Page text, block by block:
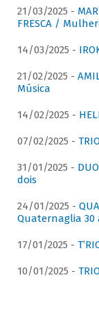
21/03/2025 -
FRESCA /
14/03/2025 -
21/02/2025 -
Música
14/02/2025 -
07/02/2025 -
31/01/2025 -
dois
24/01/2025 -
Quaternaglia 30
17/01/2025 -
10/01/2025 -